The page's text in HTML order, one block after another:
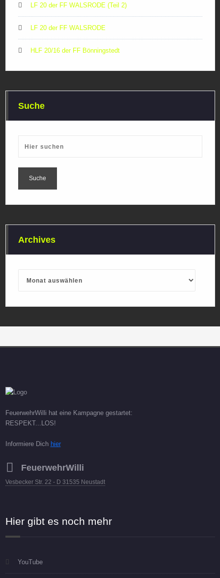
LF 20 der FF WALSRODE (Teil 2)
LF 20 der FF WALSRODE
HLF 20/16 der FF Bönningstedt
Suche
Archives
FeuerwehrWilli hat eine Kampagne gestartet:
RESPEKT...LOS!
Informiere Dich hier
FeuerwehrWilli
Vesbecker Str. 22 - D 31535 Neustadt
Hier gibt es noch mehr
YouTube